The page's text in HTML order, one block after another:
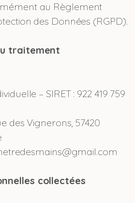
au Règlement
des Données (RGPD).
traitement
– SIRET : 922 419 759
des Vignerons, 57420
collectées